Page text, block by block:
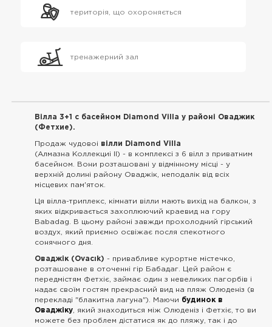
територія, що охороняється
тренажерний зал
Вілла 3+1 с басейном Diamond Villa у районі Оваджик
(Фетхие).
Продаж чудовоі вілли Diamond Villa
(Алмазна Коллекциі II) - в комплексі з 6 вілл з приватним
басейном. Вони розташовані у відмінному місці - у
верхній долині району Оваджік, неподалік від всіх
місцевих пам'яток.
Ця вілла-триплекс, кімнати вілли мають вихід на балкон, з
яких відкривається захоплюючий краевид на гору
Babadag. В цьому районі завжди прохолодний гірський
воздух, який приємно освіжає посля спекотного
сонячного дня.
Оваджік (Ovacık) - привабливе курортне містечко,
розташоване в оточенні гір Бабадаг. Цей район є
передмістям Фетхіє, займає один з невеликих пагорбів і
надає своїм гостям прекрасний вид на пляж Олюденіз (в
перекладі "блакитна лагуна"). Маючи будинок в
Оваджіку, який знаходиться між Олюденіз і Фетхіє, то ви
можете без проблем дістатися як до пляжу, так і до